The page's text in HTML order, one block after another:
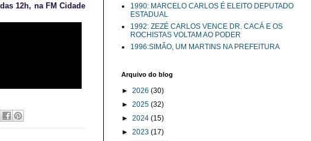
12h, na FM Cidade
1990: MARCELO CARLOS É ELEITO DEPUTADO
ESTADUAL
1992: ZEZÉ CARLOS VENCE DR. CACÁ E OS
ROCHISTAS VOLTAM AO PODER
1996:SIMÃO, UM MARTINS NA PREFEITURA
Arquivo do blog
► 2026 (30)
► 2025 (32)
► 2024 (15)
► 2023 (17)